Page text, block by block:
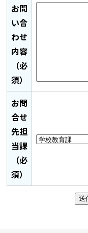
お問
い合
わせ
内容
（必
須）
お問
合せ
先担
当課
（必
須）